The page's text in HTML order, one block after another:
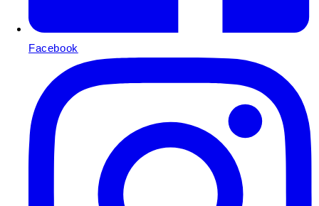
Facebook